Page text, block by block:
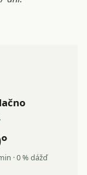
· 0 % dážď